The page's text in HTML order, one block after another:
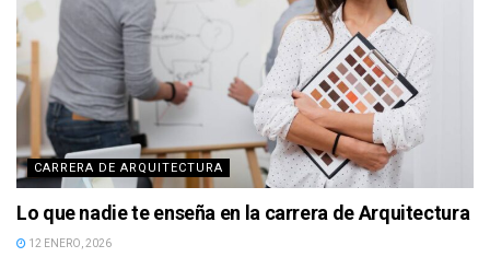
CARRERA DE ARQUITECTURA
Lo que nadie te enseña en la carrera de Arquitectura
12 ENERO, 2026